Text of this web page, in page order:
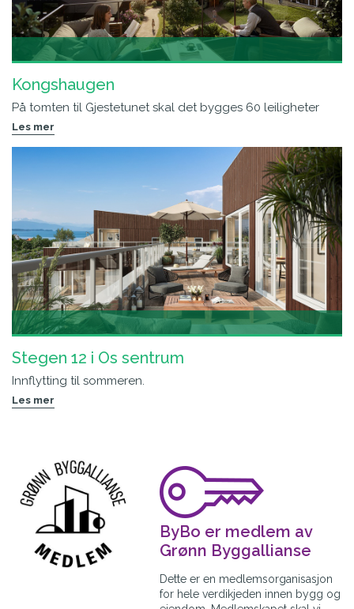
Kongshaugen
På tomten til Gjestetunet skal det bygges 60 leiligheter
Les mer
Stegen 12 i Os sentrum
Innflytting til sommeren.
Les mer
ByBo er medlem av
Grønn Byggallianse
Dette er en medlemsorganisasjon
for hele verdikjeden innen bygg og